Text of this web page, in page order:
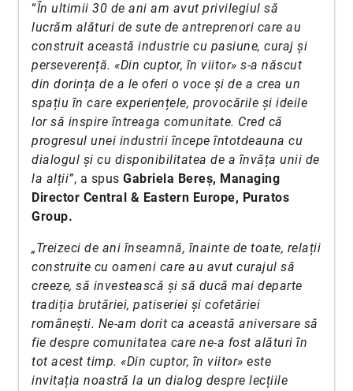
“În ultimii 30 de ani am avut privilegiul să
lucrăm alături de sute de antreprenori care au
construit această industrie cu pasiune, curaj și
perseverență. «Din cuptor, în viitor» s-a născut
din dorința de a le oferi o voce și de a crea un
spațiu în care experiențele, provocările și ideile
lor să inspire întreaga comunitate. Cred că
progresul unei industrii începe întotdeauna cu
dialogul și cu disponibilitatea de a învăța unii de
la alții”, a spus Gabriela Bereș, Managing
Director Central & Eastern Europe, Puratos
Group.
„Treizeci de ani înseamnă, înainte de toate, relații
construite cu oameni care au avut curajul să
creeze, să investească și să ducă mai departe
tradiția brutăriei, patiseriei și cofetăriei
românești. Ne-am dorit ca această aniversare să
fie despre comunitatea care ne-a fost alături în
tot acest timp. «Din cuptor, în viitor» este
invitația noastră la un dialog despre lecțiile